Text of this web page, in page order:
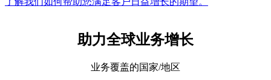
助力全球业务增长
业务覆盖的国家/地区